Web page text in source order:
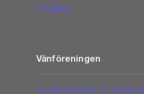
Prislista
Vänföreningen
Berwaldbladet & Vänbrev